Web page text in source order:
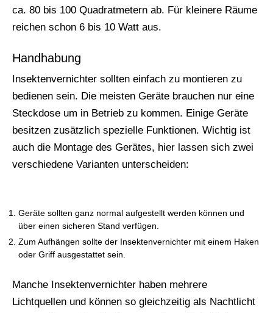
ca. 80 bis 100 Quadratmetern ab. Für kleinere Räume
reichen schon 6 bis 10 Watt aus.
Handhabung
Insektenvernichter sollten einfach zu montieren zu
bedienen sein. Die meisten Geräte brauchen nur eine
Steckdose um in Betrieb zu kommen. Einige Geräte
besitzen zusätzlich spezielle Funktionen. Wichtig ist
auch die Montage des Gerätes, hier lassen sich zwei
verschiedene Varianten unterscheiden:
Geräte sollten ganz normal aufgestellt werden können und
über einen sicheren Stand verfügen.
Zum Aufhängen sollte der Insektenvernichter mit einem Haken
oder Griff ausgestattet sein.
Manche Insektenvernichter haben mehrere
Lichtquellen und können so gleichzeitig als Nachtlicht